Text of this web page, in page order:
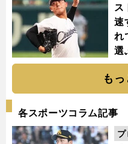
ス
速
れ
選
も
各スポーツコラム記事